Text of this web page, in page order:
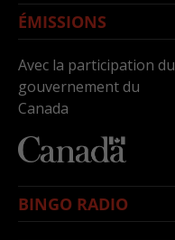
ÉMISSIONS
Avec la participation du
gouvernement du
Canada
BINGO RADIO